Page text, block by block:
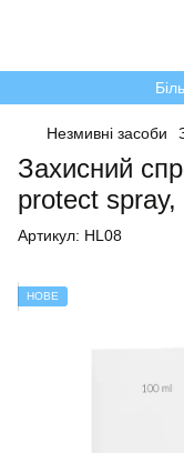
Незмивні засоби
Захисний
protect spray,
Артикул: HL08
НОВЕ